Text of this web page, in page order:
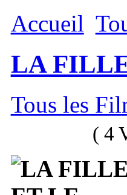
Accueil
LA
Tous les
( 4